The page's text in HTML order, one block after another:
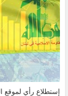
إستطلاع رأي لموقع